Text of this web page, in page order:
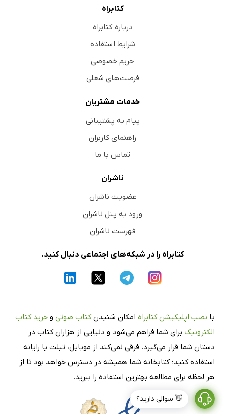
👋 سوالی دارید؟
کتابراه
درباره کتابراه
شرایط استفاده
حریم خصوصی
فرصت‌های شغلی
خدمات مشتریان
پیام به پشتیبانی
راهنمای کاربران
تماس با ما
ناشران
عضویت ناشران
ورود به پنل ناشران
فهرست ناشران
کتابراه را در شبکه‌های اجتماعی دنبال کنید.
با نصب اپلیکیشن کتابراه امکان شنیدن کتاب صوتی و خرید کتاب
الکترونیک برای شما فراهم می‌شود و دنیایی از هزاران کتاب در
دستان شما قرار می‌گیرد. فرقی نمی‌کند از موبایل، تبلت یا رایانه
استفاده کنید؛ کتابخانه شما همیشه در دسترس خواهد بود تا از
هر لحظه برای مطالعه بهترین استفاده را ببرید.